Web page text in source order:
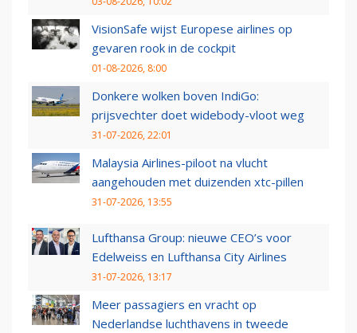
VisionSafe wijst Europese airlines op
gevaren rook in de cockpit
01-08-2026, 8:00
Donkere wolken boven IndiGo:
prijsvechter doet widebody-vloot weg
31-07-2026, 22:01
Malaysia Airlines-piloot na vlucht
aangehouden met duizenden xtc-pillen
31-07-2026, 13:55
Lufthansa Group: nieuwe CEO’s voor
Edelweiss en Lufthansa City Airlines
31-07-2026, 13:17
Meer passagiers en vracht op
Nederlandse luchthavens in tweede